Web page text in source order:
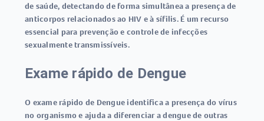
de saúde, detectando de forma simultânea a presença de
anticorpos relacionados ao HIV e à sífilis. É um recurso
essencial para prevenção e controle de infecções
sexualmente transmissíveis.
Exame rápido de Dengue
O exame rápido de Dengue identifica a presença do vírus
no organismo e ajuda a diferenciar a dengue de outras